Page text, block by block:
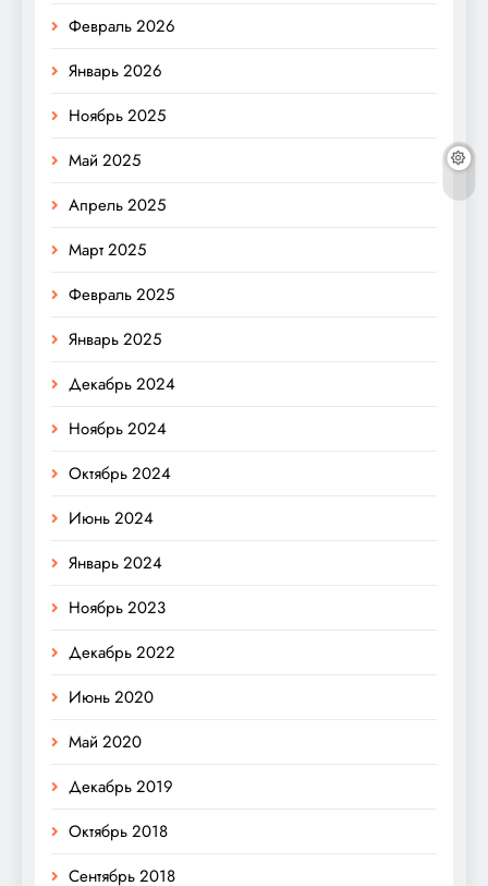
Февраль 2026
Январь 2026
Ноябрь 2025
Май 2025
Апрель 2025
Март 2025
Февраль 2025
Январь 2025
Декабрь 2024
Ноябрь 2024
Октябрь 2024
Июнь 2024
Январь 2024
Ноябрь 2023
Декабрь 2022
Июнь 2020
Май 2020
Декабрь 2019
Октябрь 2018
Сентябрь 2018